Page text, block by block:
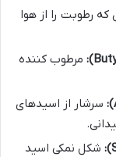
رطوبت را از هوا
مرطوب کننده
سرشار از اسیدهای
شکل نمکی اسید